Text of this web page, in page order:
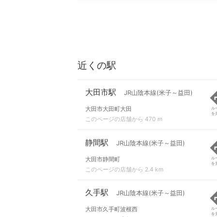
近くの駅
大田市駅 JR山陰本線(米子～益田)
大田市大田町大田
このページの店舗から 470 m
ル
を
静間駅 JR山陰本線(米子～益田)
大田市静間町
このページの店舗から 2.4 km
ル
を
久手駅 JR山陰本線(米子～益田)
大田市久手町波根西
ル
を